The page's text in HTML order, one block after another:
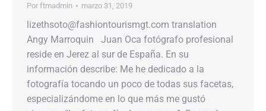
Por ftmadmin marzo 31, 2019
lizethsoto@fashiontourismgt.com translation
Angy Marroquin Juan Oca fotógrafo profesional
reside en Jerez al sur de España. En su
información describe: Me he dedicado a la
fotografía tocando un poco de todas sus facetas,
especializándome en lo que más me gustó